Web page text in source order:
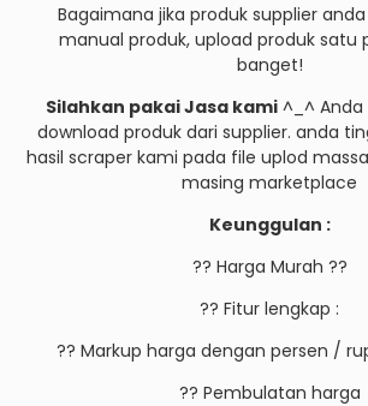
Bagaimana jika produk supplier
manual produk, upload produk satu
banget!
Silahkan pakai Jasa kami ^_^ Anda
download produk dari supplier. anda
hasil scraper kami pada file uplod
masing marketplace
Keunggulan :
?? Harga Murah ??
?? Fitur lengkap :
?? Markup harga dengan persen /
?? Pembulatan harga